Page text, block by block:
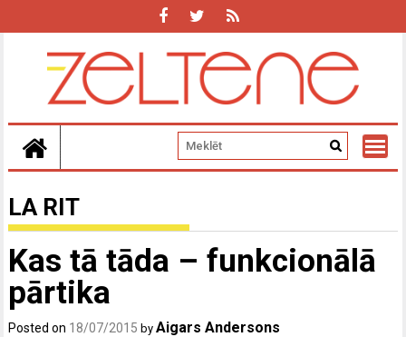
LA RIT
Kas tā tāda – funkcionālā
pārtika
Posted on 18/07/2015 byAigars Andersons